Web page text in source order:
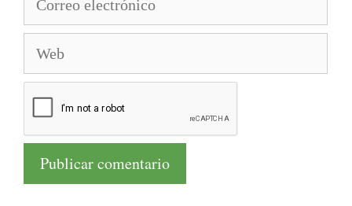
electrónico